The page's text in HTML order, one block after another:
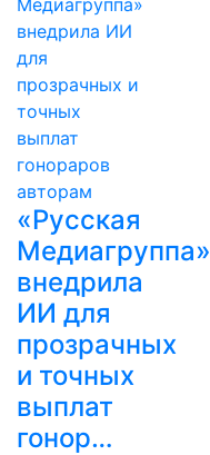
«Русская
Медиагруппа»
внедрила
ИИ для
прозрачных
и точных
выплат
гонор…